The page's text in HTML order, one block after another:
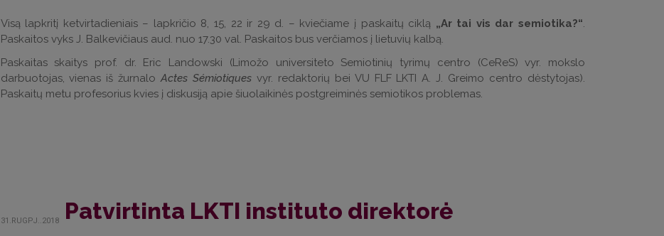
Visą lapkritį ketvirtadieniais – lapkričio 8, 15, 22 ir 29 d. – kviečiame į paskaitų ciklą „Ar tai vis dar semiotika?“
Paskaitos vyks J. Balkevičiaus aud. nuo 17.30 val. Paskaitos bus verčiamos į lietuvių kalbą.
Paskaitas skaitys prof. dr. Eric Landowski (Limožo universiteto Semiotinių tyrimų centro (CeReS) vyr. mokslo
darbuotojas, vienas iš žurnaloActes Sémiotiques vyr. redaktorių bei VU FLF LKTI A. J. Greimo centro dėstytojas).
Paskaitų metu profesorius kvies į diskusiją apie šiuolaikinės postgreiminės semiotikos problemas.
31.RUGPJ..2018 Patvirtinta LKTI instituto direktorė